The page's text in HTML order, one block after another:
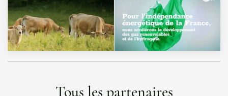
Tous les partenaires